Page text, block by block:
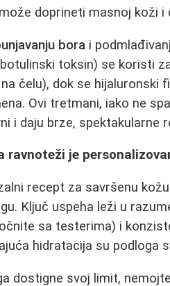
doprineti masnoj koži i
bora i
toksin) se koristi
čelu), dok se
Ovi tretmani, iako ne
i daju brze, spektakularne
ravnoteži je
recept za savršenu
Ključ uspeha leži u
sa testerima) i
hidratacija su podloga
dostigne svoj limit,